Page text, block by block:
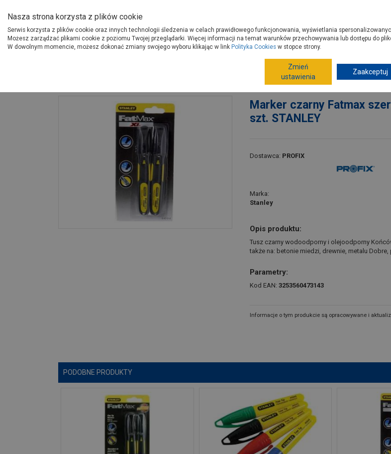
Produkty
O Grupie PSB
Gdzie kupisz Porady
Artykuły sezonowe
Marker czarny Fatmax szeroka końcówka 2 szt. STANLEY
Marker czarny Fatmax
szt. STANLEY
Dostawca: PROFIX
Marka:
Stanley
Opis produktu:
Tusz czarny wodoodporny i olejoodporny
także na: betonie miedzi, drewnie, metalu
Parametry:
Kod EAN: 3253560473143
Informacje o tym produkcie są opracowywane i
PODOBNE PRODUKTY
Nasza strona korzysta z plików cookie
Serwis korzysta z plików cookie oraz innych technologii śledzenia w celach prawidłowego funkcjonowania, wyświetlania
Możesz zarządzać plikami cookie z poziomu Twojej przeglądarki. Więcej informacji na temat warunków przechowywania lub dostępu do
W dowolnym momencie, możesz dokonać zmiany swojego wyboru klikając w link Polityka Cookies w stopce strony.
Zmień
ustawienia
Zaakceptuj